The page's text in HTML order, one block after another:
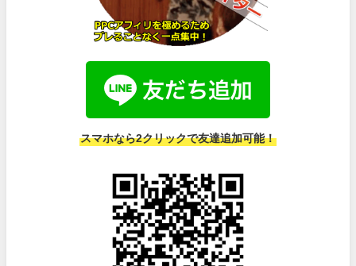
スマホなら2クリックで友達追加可能！